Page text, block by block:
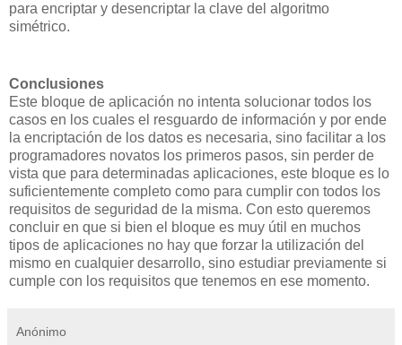
para encriptar y desencriptar la clave del algoritmo
simétrico.
Conclusiones
Este bloque de aplicación no intenta solucionar todos los
casos en los cuales el resguardo de información y por ende
la encriptación de los datos es necesaria, sino facilitar a los
programadores novatos los primeros pasos, sin perder de
vista que para determinadas aplicaciones, este bloque es lo
suficientemente completo como para cumplir con todos los
requisitos de seguridad de la misma. Con esto queremos
concluir en que si bien el bloque es muy útil en muchos
tipos de aplicaciones no hay que forzar la utilización del
mismo en cualquier desarrollo, sino estudiar previamente si
cumple con los requisitos que tenemos en ese momento.
Anónimo